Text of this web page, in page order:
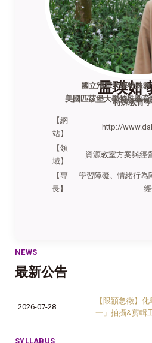
孟瑛如
特殊教育
國立清華大學特殊
美國匹茲堡大學特殊
【網
站】
http://
【領
域】
資源教室方案與經
【專
長】
學習障礙、情緒行為
NEWS
最新公告
2026-07-28
【限額急徵】
一」拍攝&剪輯
SYLLABUS